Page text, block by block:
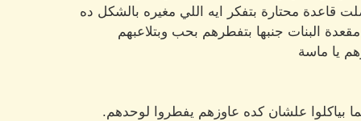
محتارة بتفكر ايه اللي مغيره بالشكل ده
البنات جنبها بتفطرهم بحب وبتلاعبهم
يا ماسة
بياكلوا علشان كده عاوزهم يفطروا لوحدهم.